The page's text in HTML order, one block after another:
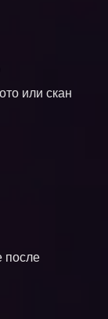
или скан
после